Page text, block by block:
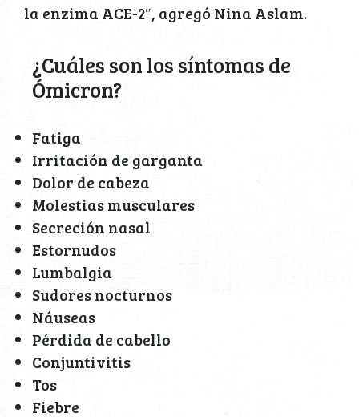
la enzima ACE-2″, agregó Nina Aslam.
¿Cuáles son los síntomas de
Ómicron?
Fatiga
Irritación de garganta
Dolor de cabeza
Molestias musculares
Secreción nasal
Estornudos
Lumbalgia
Sudores nocturnos
Náuseas
Pérdida de cabello
Conjuntivitis
Tos
Fiebre